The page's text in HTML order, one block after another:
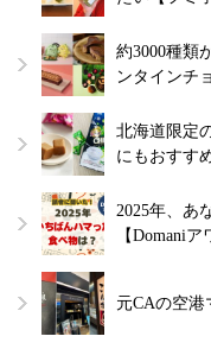
約3000種類
ンタインチ
北海道限定
にもおすす
2025年、あ
【Domaniア
元CAの空港